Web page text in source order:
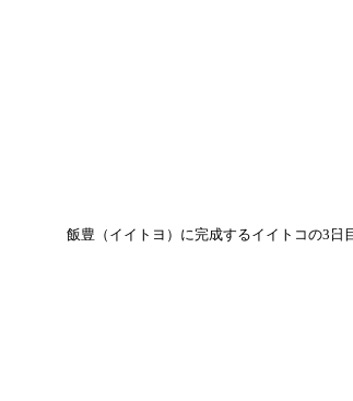
飯豊（イイトヨ）に完成するイイトコの3日